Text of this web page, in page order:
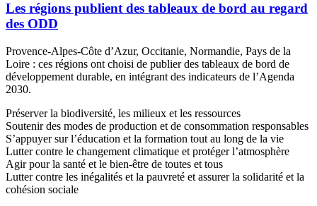
Les régions publient des tableaux de bord au regard
des ODD
Provence-Alpes-Côte d’Azur, Occitanie, Normandie, Pays de la
Loire : ces régions ont choisi de publier des tableaux de bord de
développement durable, en intégrant des indicateurs de l’Agenda
2030.
Préserver la biodiversité, les milieux et les ressources
Soutenir des modes de production et de consommation responsables
S’appuyer sur l’éducation et la formation tout au long de la vie
Lutter contre le changement climatique et protéger l’atmosphère
Agir pour la santé et le bien-être de toutes et tous
Lutter contre les inégalités et la pauvreté et assurer la solidarité et la
cohésion sociale